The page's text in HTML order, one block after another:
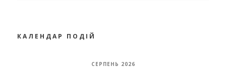
КАЛЕНДАР ПОДІЙ
СЕРПЕНЬ 2026